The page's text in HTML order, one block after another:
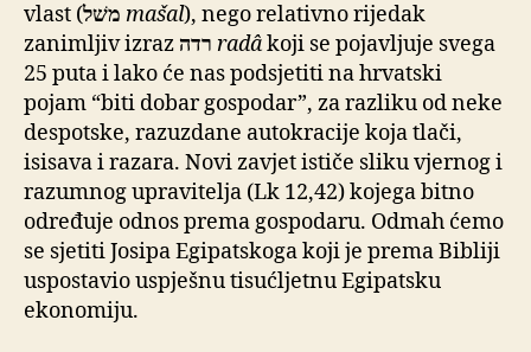
vlast (
mašal), nego relativno rijedak
zanimljiv izraz
radâkoji se pojavljuje svega
25 puta i lako će nas podsjetiti na hrvatski
pojam “biti dobar gospodar”, za razliku od neke
despotske, razuzdane autokracije koja tlači,
isisava i razara. Novi zavjet ističe sliku vjernog i
razumnog upravitelja (Lk 12,42) kojega bitno
određuje odnos prema gospodaru. Odmah ćemo
se sjetiti Josipa Egipatskoga koji je prema Bibliji
uspostavio uspješnu tisućljetnu Egipatsku
ekonomiju.